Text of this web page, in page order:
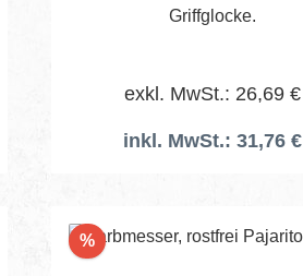
Griffglocke.
exkl. MwSt.: 26,69 €
inkl. MwSt.: 31,76 €
%Rabatt